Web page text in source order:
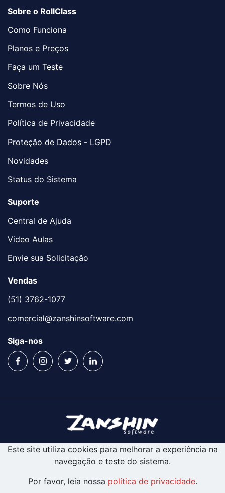
Sobre o RollClass
Como Funciona
Planos e Preços
Faça um Teste
Sobre Nós
Termos de Uso
Política de Privacidade
Proteção de Dados - LGPD
Novidades
Status do Sistema
Suporte
Central de Ajuda
Video Aulas
Envie sua Solicitação
Vendas
(51) 3762-1077
comercial@zanshinsoftware.com
Siga-nos
Este site utiliza cookies para melhorar a experiência na
navegação e teste do sistema.
Por favor, leia nossa política de privacidade.